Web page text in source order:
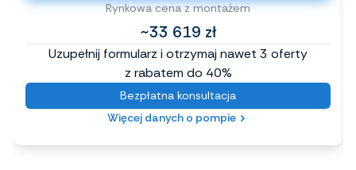
Rynkowa cena z montażem
~33 619 zł
Uzupełnij formularz i otrzymaj nawet 3 oferty
z rabatem do 40%
Bezpłatna konsultacja
Więcej danych o pompie